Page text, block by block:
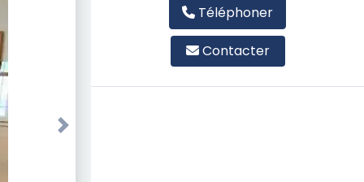
Next
Téléphoner
Contacter